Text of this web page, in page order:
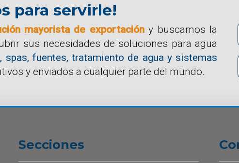
para servirle!
mayorista de exportacióny buscamos la
sus necesidades de soluciones para agua
spas, fuentes, tratamiento de agua y sistemas
y enviados a cualquier parte del mundo.
Secciones